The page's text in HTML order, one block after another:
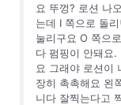
요 뚜껑? 로션 나
는데 I 쪽으로 돌
눌리구요 O 쪽으
다 펌핑이 안돼요.
요 그래야 로션이
장히 촉촉해요 왼
니다 잘찍는다고